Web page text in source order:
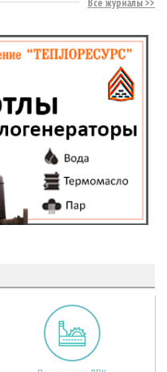
Все журналы